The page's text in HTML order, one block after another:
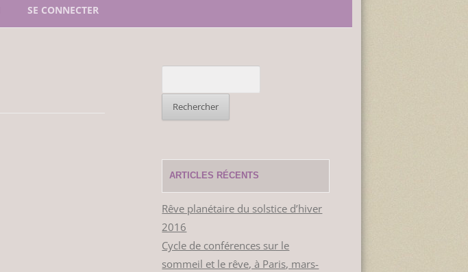
SE CONNECTER
ARTICLES RÉCENTS
Rêve planétaire du solstice d’hiver
2016
Cycle de conférences sur le
sommeil et le rêve, à Paris, mars-